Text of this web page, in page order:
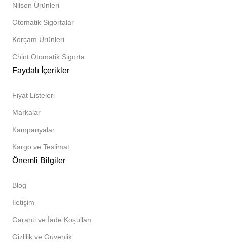
Nilson Ürünleri
Otomatik Sigortalar
Korçam Ürünleri
Chint Otomatik Sigorta
Faydalı İçerikler
Fiyat Listeleri
Markalar
Kampanyalar
Kargo ve Teslimat
Önemli Bilgiler
Blog
İletişim
Garanti ve İade Koşulları
Gizlilik ve Güvenlik